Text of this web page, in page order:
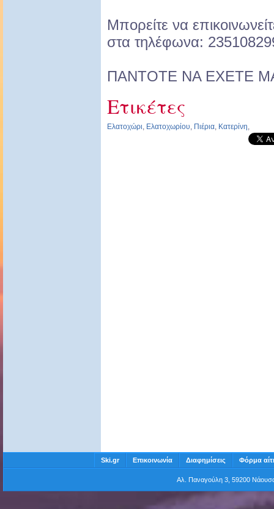
Μπορείτε να
στα τηλέφωνα:
ΠΑΝΤΟΤΕ ΝΑ ΕΧΕΤΕ
Ετικέτες
Ελατοχώρι, Ελατοχωρίου, Πιέρια, Κατερίνη,
Ski.gr Επικοινωνία Διαφημίσεις Φόρμα
Αλ. Παναγούλη 3, 59200